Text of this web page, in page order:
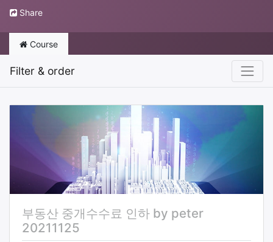
Share
Course
Filter & order
부동산 중개수수료 인하 by peter
20211125